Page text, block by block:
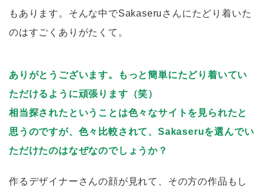
もあります。そんな中でSakaseruさんにたどり着いた
のはすごくありがたくて。
ありがとうございます。もっと簡単にたどり着いてい
ただけるように頑張ります（笑）
相当探されたということは色々なサイトを見られたと
思うのですが、色々比較されて、Sakaseruを選んでい
ただけたのはなぜなのでしょうか？
作るデザイナーさんの顔が見れて、その方の作品もし